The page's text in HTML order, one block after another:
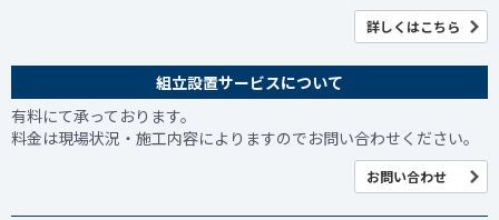
詳しくはこちら
組立設置サービスについて
有料にて承っております。
料金は現場状況・施工内容によりますのでお問い合わせください。
お問い合わせ